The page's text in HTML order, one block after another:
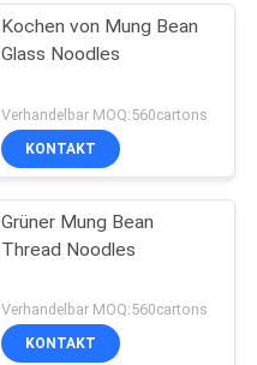
Kochen von Mung Bean
Glass Noodles
Verhandelbar MOQ:560cartons
KONTAKT
Grüner Mung Bean
Thread Noodles
Verhandelbar MOQ:560cartons
KONTAKT